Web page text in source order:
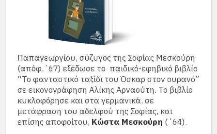
Παπαγεωργίου, σύζυγος της Σοφίας Μεσκούρη
(απόφ.΄67) εξέδωσε το παιδικό-εφηβικό βιβλίο
“Το φανταστικό ταξίδι του Όσκαρ στον ουρανό”
σε εικονογράφηση Αλίκης Αρναούτη. Το βιβλίο
κυκλοφόρησε και στα γερμανικά, σε
μετάφραση του αδελφού της Σοφίας, και
επίσης αποφοίτου, Κώστα Μεσκούρη (΄64).